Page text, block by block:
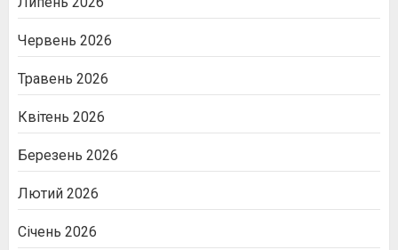
Червень 2026
Травень 2026
Квітень 2026
Березень 2026
Лютий 2026
Січень 2026